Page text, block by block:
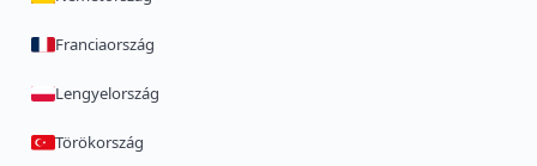
Franciaország
Lengyelország
Törökország